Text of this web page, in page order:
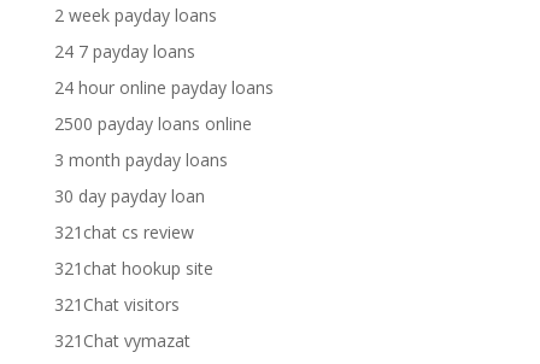
2 week payday loans
24 7 payday loans
24 hour online payday loans
2500 payday loans online
3 month payday loans
30 day payday loan
321chat cs review
321chat hookup site
321Chat visitors
321Chat vymazat